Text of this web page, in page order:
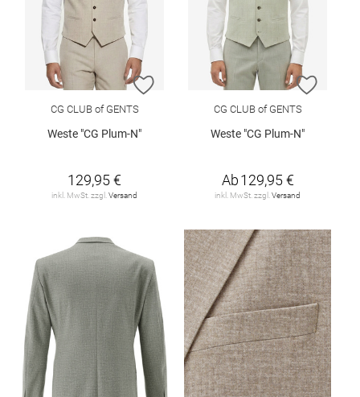
ZUR WUNSCHLISTE HINZUFÜGEN
CG CLUB of GENTS
Weste "CG Plum-N"
129,95 €
inkl. MwSt. zzgl. Versand
ZUR
CG CLUB of GENTS
Weste "CG Plum-N"
Ab129,95 €
inkl. MwSt. zzgl. Versand